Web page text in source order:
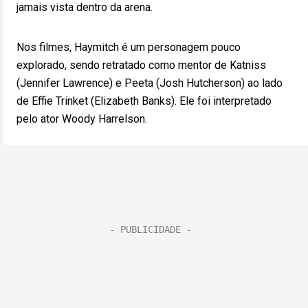
jamais vista dentro da arena.
Nos filmes, Haymitch é um personagem pouco
explorado, sendo retratado como mentor de Katniss
(Jennifer Lawrence) e Peeta (Josh Hutcherson) ao lado
de Effie Trinket (Elizabeth Banks). Ele foi interpretado
pelo ator Woody Harrelson.